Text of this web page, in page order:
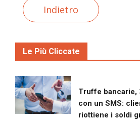
Indietro
Le Più Cliccate
Truffe bancarie,
con un SMS:
riottiene i soldi